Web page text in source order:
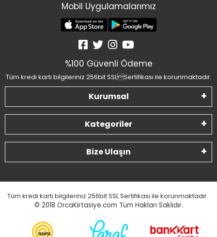
Mobil Uygulamalarımız
%100 Güvenli Ödeme
Tüm kredi kartı bilgileriniz 256bit SSLSertifikası ile korunmaktadır.
Kurumsal
Kategoriler
Bize Ulaşın
Tüm kredi kartı bilgileriniz 256bit SSL Sertifikası ile korunmaktadır.
© 2018 OrcaKirtasiye.com Tüm Hakları Saklıdır.